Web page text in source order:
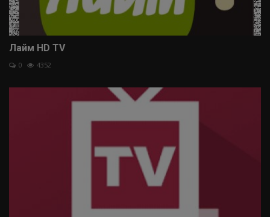
Лайм HD TV
0 4352